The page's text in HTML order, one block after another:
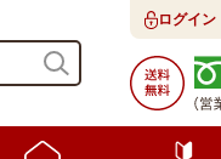
ログイン